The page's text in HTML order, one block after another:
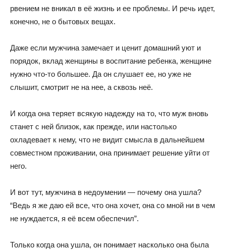
рвением не вникал в её жизнь и ее проблемы. И речь идет,
конечно, не о бытовых вещах.
Даже если мужчина замечает и ценит домашний уют и
порядок, вклад женщины в воспитание ребенка, женщине
нужно что-то большее. Да он слушает ее, но уже не
слышит, смотрит не на нее, а сквозь неё.
И когда она теряет всякую надежду на то, что муж вновь
станет с ней близок, как прежде, или настолько
охладевает к нему, что не видит смысла в дальнейшем
совместном проживании, она принимает решение уйти от
него.
И вот тут, мужчина в недоумении — почему она ушла?
“Ведь я же даю ей все, что она хочет, она со мной ни в чем
не нуждается, я её всем обеспечил”.
Только когда она ушла, он понимает насколько она была